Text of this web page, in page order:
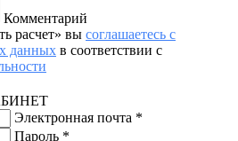
Комментарий
расчет» вы соглашаетесь с
данных в соответствии с
Электронная почта *
Пароль *